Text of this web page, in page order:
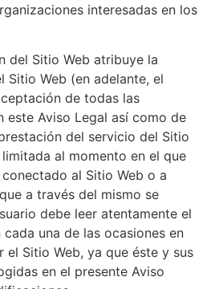
interesadas en los
del Sitio Web atribuye la
Sitio Web (en adelante, el
de todas las
este Aviso Legal así como de
del servicio del Sitio
al momento en el que
al Sitio Web o a
a través del mismo se
debe leer atentamente el
una de las ocasiones en
Sitio Web, ya que éste y sus
en el presente Aviso